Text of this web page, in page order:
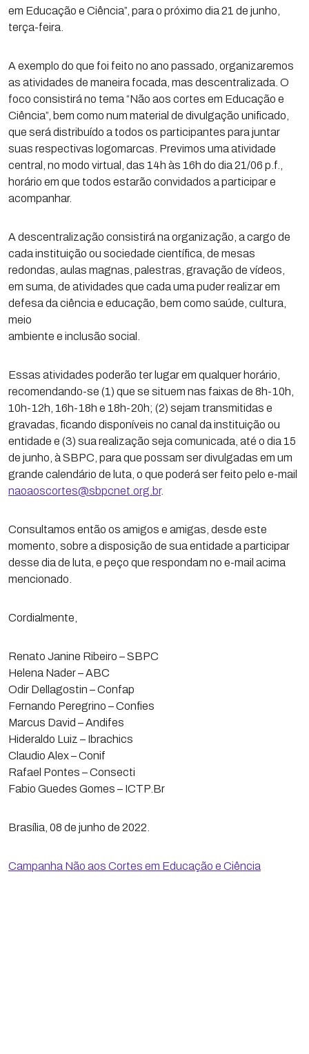
em Educação e Ciência”, para o próximo dia 21 de junho,
terça-feira.
A exemplo do que foi feito no ano passado, organizaremos
as atividades de maneira focada, mas descentralizada. O
foco consistirá no tema “Não aos cortes em Educação e
Ciência”, bem como num material de divulgação unificado,
que será distribuído a todos os participantes para juntar
suas respectivas logomarcas. Previmos uma atividade
central, no modo virtual, das 14h às 16h do dia 21/06 p.f.,
horário em que todos estarão convidados a participar e
acompanhar.
A descentralização consistirá na organização, a cargo de
cada instituição ou sociedade científica, de mesas
redondas, aulas magnas, palestras, gravação de vídeos,
em suma, de atividades que cada uma puder realizar em
defesa da ciência e educação, bem como saúde, cultura,
meio
ambiente e inclusão social.
Essas atividades poderão ter lugar em qualquer horário,
recomendando-se (1) que se situem nas faixas de 8h-10h,
10h-12h, 16h-18h e 18h-20h; (2) sejam transmitidas e
gravadas, ficando disponíveis no canal da instituição ou
entidade e (3) sua realização seja comunicada, até o dia 15
de junho, à SBPC, para que possam ser divulgadas em um
grande calendário de luta, o que poderá ser feito pelo e-mail
naoaoscortes@sbpcnet.org.br.
Consultamos então os amigos e amigas, desde este
momento, sobre a disposição de sua entidade a participar
desse dia de luta, e peço que respondam no e-mail acima
mencionado.
Cordialmente,
Renato Janine Ribeiro – SBPC
Helena Nader – ABC
Odir Dellagostin – Confap
Fernando Peregrino – Confies
Marcus David – Andifes
Hideraldo Luiz – Ibrachics
Claudio Alex – Conif
Rafael Pontes – Consecti
Fabio Guedes Gomes – ICTP.Br
Brasília, 08 de junho de 2022.
Campanha Não aos Cortes em Educação e Ciência